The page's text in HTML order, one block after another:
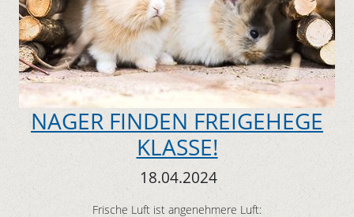
NAGER FINDEN FREIGEHEGE
KLASSE!
18.04.2024
Frische Luft ist angenehmere Luft: